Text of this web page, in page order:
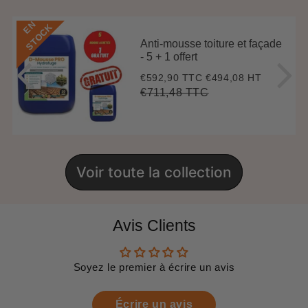
E
N
S
T
O
C
K
Anti-mousse toiture et façade
- 5 + 1 offert
Prix
réduit
€592,90 TTC€592,90
€494,08 HT
Prix
€711,48 TTC€711,48
Voir toute la collection
Avis Clients
Soyez le premier à écrire un avis
Écrire un avis